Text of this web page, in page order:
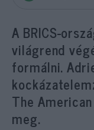
A BRICS-
világrend
formálni.
The
meg.